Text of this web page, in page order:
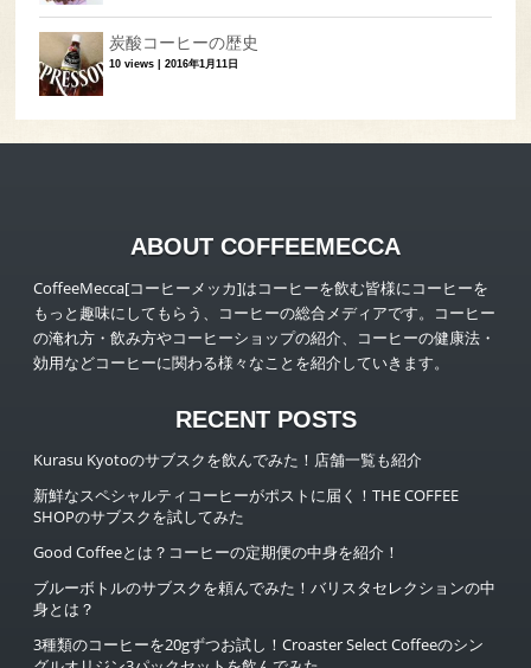
炭酸コーヒーの歴史
10 views |2016年1月11日
ABOUT COFFEEMECCA
CoffeeMecca[コーヒーメッカ]はコーヒーを飲む皆様にコーヒーを
もっと趣味にしてもらう、コーヒーの総合メディアです。コーヒー
の淹れ方・飲み方やコーヒーショップの紹介、コーヒーの健康法・
効用などコーヒーに関わる様々なことを紹介していきます。
RECENT POSTS
Kurasu Kyotoのサブスクを飲んでみた！店舗一覧も紹介
新鮮なスペシャルティコーヒーがポストに届く！THE COFFEE
SHOPのサブスクを試してみた
Good Coffeeとは？コーヒーの定期便の中身を紹介！
ブルーボトルのサブスクを頼んでみた！バリスタセレクションの中
身とは？
3種類のコーヒーを20gずつお試し！Croaster Select Coffeeのシン